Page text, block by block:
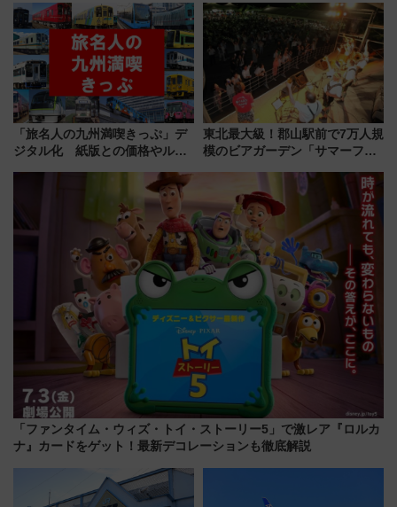
ーン始まる 条件は「夏の国内
線に2回搭乗」
今年12月
「旅名人の九州満喫きっぷ」デ
ジタル化 紙版との価格やルー
東北最大級！郡山駅前で7万人規
模のビアガーデン「サマーフェ
7/24-26開催！ 有料席はJRE
MALLで予約可能
「ファンタイム・ウィズ・トイ・ストーリー5」で激レア『ロルカ
ナ』カードをゲット！最新デコレーションも徹底解説